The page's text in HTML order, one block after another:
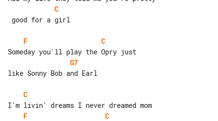
C
F
C
G7
like Sonny Bob and Earl
C
F
C